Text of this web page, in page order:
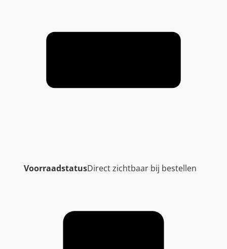
VoorraadstatusDirect zichtbaar bij bestellen